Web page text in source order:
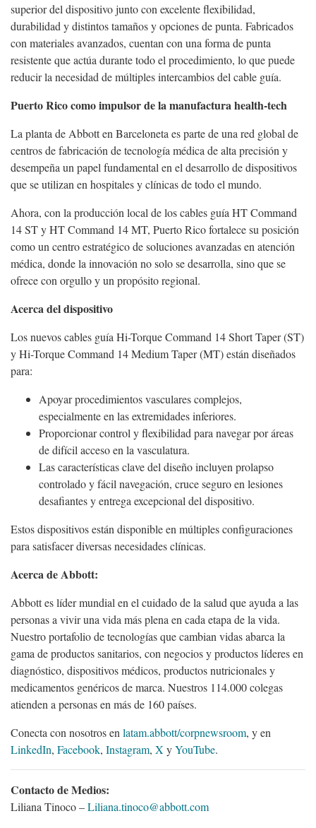
superior del dispositivo junto con excelente flexibilidad,
durabilidad y distintos tamaños y opciones de punta. Fabricados
con materiales avanzados, cuentan con una forma de punta
resistente que actúa durante todo el procedimiento, lo que puede
reducir la necesidad de múltiples intercambios del cable guía.
Puerto Rico como impulsor de la manufactura health-tech
La planta de Abbott en Barceloneta es parte de una red global de
centros de fabricación de tecnología médica de alta precisión y
desempeña un papel fundamental en el desarrollo de dispositivos
que se utilizan en hospitales y clínicas de todo el mundo.
Ahora, con la producción local de los cables guía HT Command
14 ST y HT Command 14 MT, Puerto Rico fortalece su posición
como un centro estratégico de soluciones avanzadas en atención
médica, donde la innovación no solo se desarrolla, sino que se
ofrece con orgullo y un propósito regional.
Acerca del dispositivo
Los nuevos cables guía Hi-Torque Command 14 Short Taper (ST)
y Hi-Torque Command 14 Medium Taper (MT) están diseñados
para:
Apoyar procedimientos vasculares complejos,
especialmente en las extremidades inferiores.
Proporcionar control y flexibilidad para navegar por áreas
de difícil acceso en la vasculatura.
Las características clave del diseño incluyen prolapso
controlado y fácil navegación, cruce seguro en lesiones
desafiantes y entrega excepcional del dispositivo.
Estos dispositivos están disponible en múltiples configuraciones
para satisfacer diversas necesidades clínicas.
Acerca de Abbott:
Abbott es líder mundial en el cuidado de la salud que ayuda a las
personas a vivir una vida más plena en cada etapa de la vida.
Nuestro portafolio de tecnologías que cambian vidas abarca la
gama de productos sanitarios, con negocios y productos líderes en
diagnóstico, dispositivos médicos, productos nutricionales y
medicamentos genéricos de marca. Nuestros 114.000 colegas
atienden a personas en más de 160 países.
Conecta con nosotros en latam.abbott/corpnewsroom, y en
LinkedIn, Facebook, Instagram, X yYouTube.
Contacto de Medios:
Liliana Tinoco –Liliana.tinoco@abbott.com